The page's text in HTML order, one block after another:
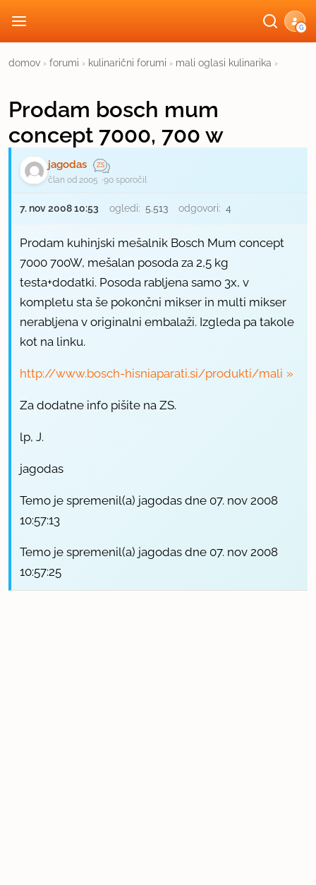
G
domov › forumi › kulinarični forumi › mali oglasi kulinarika ›
Prodam bosch mum
concept 7000, 700 w
jagodas
član od 2005 90 sporočil
7. nov 2008 10:53 ogledi: 5.513 odgovori: 4
Prodam kuhinjski mešalnik Bosch Mum concept
7000 700W, mešalan posoda za 2,5 kg
testa+dodatki. Posoda rabljena samo 3x, v
kompletu sta še pokončni mikser in multi mikser
nerabljena v originalni embalaži. Izgleda pa takole
kot na linku.
http://www.bosch-hisniaparati.si/produkti/mali
Za dodatne info pišite na ZS.
lp, J.
jagodas
Temo je spremenil(a) jagodas dne 07. nov 2008
10:57:13
Temo je spremenil(a) jagodas dne 07. nov 2008
10:57:25